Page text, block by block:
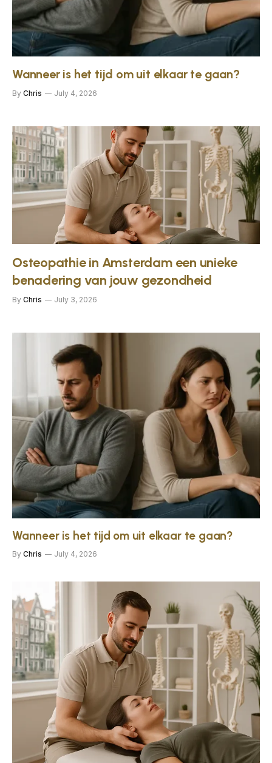
Wanneer is het tijd om uit elkaar te gaan?
By Chris July 4, 2026
Osteopathie in Amsterdam een unieke
benadering van jouw gezondheid
By Chris July 3, 2026
Wanneer is het tijd om uit elkaar te gaan?
By Chris July 4, 2026